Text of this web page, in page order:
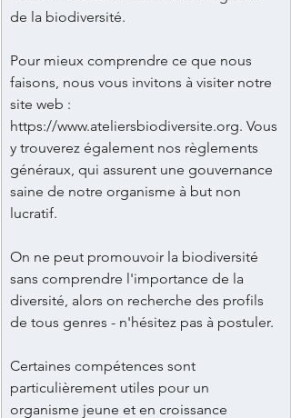
de la biodiversité.
Pour mieux comprendre ce que nous
faisons, nous vous invitons à visiter notre
site web :
https://www.ateliersbiodiversite.org. Vous
y trouverez également nos règlements
généraux, qui assurent une gouvernance
saine de notre organisme à but non
lucratif.
On ne peut promouvoir la biodiversité
sans comprendre l'importance de la
diversité, alors on recherche des profils
de tous genres - n'hésitez pas à postuler.
Certaines compétences sont
particulièrement utiles pour un
organisme jeune et en croissance